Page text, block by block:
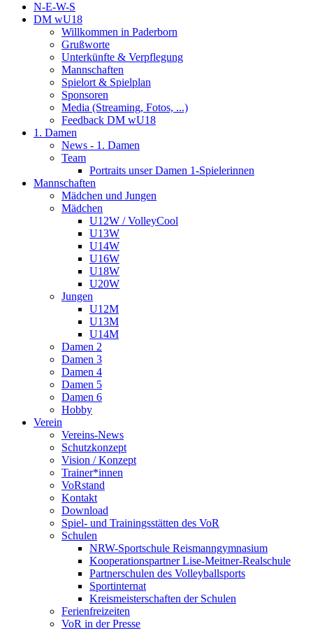
N-E-W-S
DM wU18
Willkommen in Paderborn
Grußworte
Unterkünfte & Verpflegung
Mannschaften
Spielort & Spielplan
Sponsoren
Media (Streaming, Fotos, ...)
Feedback DM wU18
1. Damen
News - 1. Damen
Team
Portraits unser Damen 1-Spielerinnen
Mannschaften
Mädchen und Jungen
Mädchen
U12W / VolleyCool
U13W
U14W
U16W
U18W
U20W
Jungen
U12M
U13M
U14M
Damen 2
Damen 3
Damen 4
Damen 5
Damen 6
Hobby
Verein
Vereins-News
Schutzkonzept
Vision / Konzept
Trainer*innen
VoRstand
Kontakt
Download
Spiel- und Trainingsstätten des VoR
Schulen
NRW-Sportschule Reismanngymnasium
Kooperationspartner Lise-Meitner-Realschule
Partnerschulen des Volleyballsports
Sportinternat
Kreismeisterschaften der Schulen
Ferienfreizeiten
VoR in der Presse